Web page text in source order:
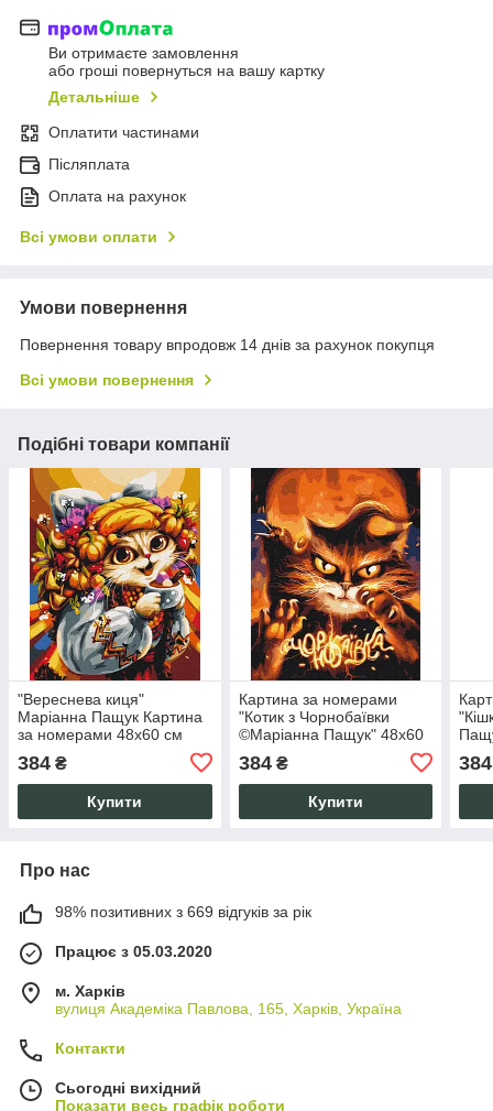
Ви отримаєте замовлення
або гроші повернуться на вашу картку
Детальніше
Оплатити частинами
Післяплата
Оплата на рахунок
Всі умови оплати
Умови повернення
Повернення товару впродовж 14 днів за рахунок покупця
Всі умови повернення
Подібні товари компанії
"Вереснева киця"
Маріанна Пащук Картина
за номерами 48x60 см
Акрил
384 ₴
Купити
Картина за номерами
"Котик з Чорнобаївки
©Маріанна Пащук" 48x60
антистрес
384₴
Купити
384
Про нас
98% позитивних з 669 відгуків за рік
Працює з 05.03.2020
м. Харків
вулиця Академіка Павлова, 165, Харків, Україна
Контакти
Сьогодні вихідний
Показати весь графік роботи